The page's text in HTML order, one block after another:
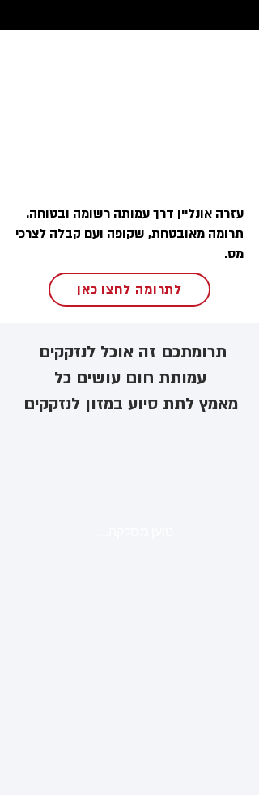
עזרה אונליין דרך עמותה רשומה ובטוחה.
תרומה מאובטחת, שקופה ועם קבלה לצרכי
מס.
לתרומה לחצו כאן
תרומתכם זה אוכל לנזקקים ​
עמותת חום עושים כל
מאמץ לתת סיוע במזון לנזקקים